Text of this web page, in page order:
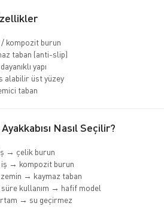
kompozit burun
taban (anti-slip)
yapı
alabilir üst yüzey
taban
Nasıl Seçilir?
→ çelik burun
iş → kompozit burun
→ kaymaz taban
süre kullanım → hafif model
→ su geçirmez